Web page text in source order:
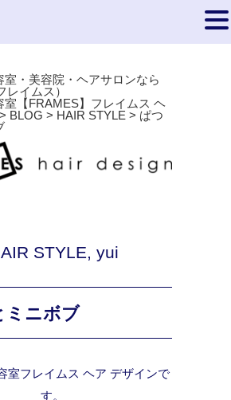
室・美容院・ヘアサロンなら
レイムス）
室【FRAMES】フレイムス ヘ
> BLOG > HAIR STYLE > ぱつ
STYLE, yui
ミニボブ
室フレイムス ヘア デザインで
す。